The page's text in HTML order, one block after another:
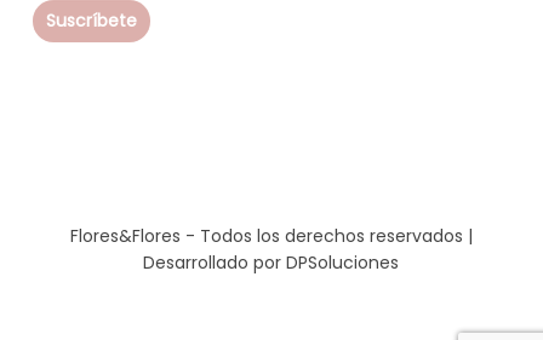
Flores&Flores - Todos los derechos reservados |
Desarrollado porDPSoluciones